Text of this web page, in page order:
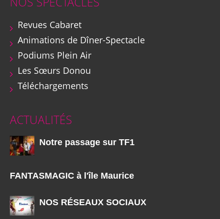
Revues Cabaret
Animations de Dîner-Spectacle
Podiums Plein Air
Les Sœurs Donou
Téléchargements
ACTUALITÉS
Notre passage sur TF1
FANTASMAGIC à l'île Maurice
NOS RÉSEAUX SOCIAUX